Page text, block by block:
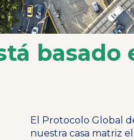
basado
El Protocolo Global
nuestra casa matriz